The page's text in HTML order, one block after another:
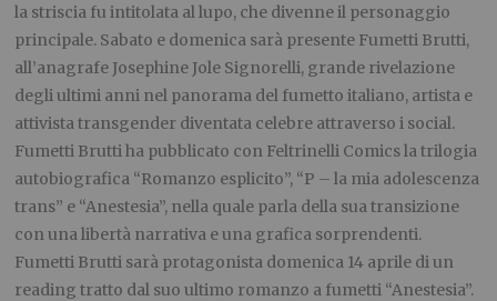
la striscia fu intitolata al lupo, che divenne il personaggio
principale. Sabato e domenica sarà presente Fumetti Brutti,
all’anagrafe Josephine Jole Signorelli, grande rivelazione
degli ultimi anni nel panorama del fumetto italiano, artista e
attivista transgender diventata celebre attraverso i social.
Fumetti Brutti ha pubblicato con Feltrinelli Comics la trilogia
autobiografica “Romanzo esplicito”, “P – la mia adolescenza
trans” e “Anestesia”, nella quale parla della sua transizione
con una libertà narrativa e una grafica sorprendenti.
Fumetti Brutti sarà protagonista domenica 14 aprile di un
reading tratto dal suo ultimo romanzo a fumetti “Anestesia”.